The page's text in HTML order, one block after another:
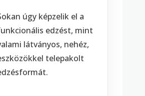
úgy képzelik el a
edzést, mint
látványos, nehéz,
telepakolt